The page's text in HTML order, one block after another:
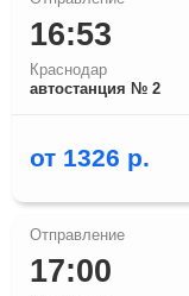
16:53
Краснодар
автостанция № 2
от 1326 р.
17:00